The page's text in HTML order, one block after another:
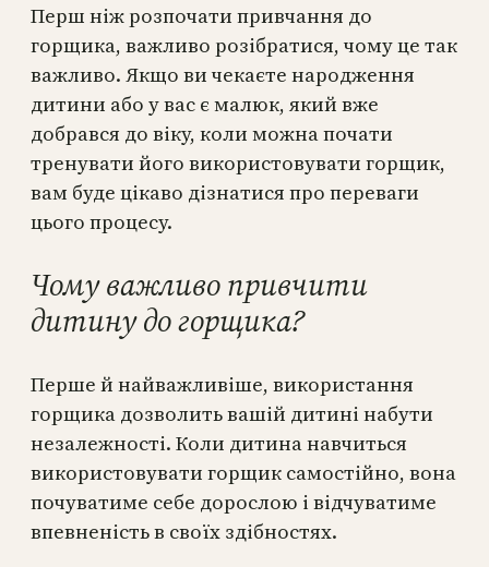
Перш ніж розпочати привчання до
горщика, важливо розібратися, чому це так
важливо. Якщо ви чекаєте народження
дитини або у вас є малюк, який вже
добрався до віку, коли можна почати
тренувати його використовувати горщик,
вам буде цікаво дізнатися про переваги
цього процесу.
Чому важливо привчити
дитину до горщика?
Перше й найважливіше, використання
горщика дозволить вашій дитині набути
незалежності. Коли дитина навчиться
використовувати горщик самостійно, вона
почуватиме себе дорослою і відчуватиме
впевненість в своїх здібностях.